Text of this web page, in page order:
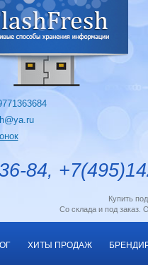
84,
Купить
Со склада и под заказ.
ХИТЫ ПРОДАЖ